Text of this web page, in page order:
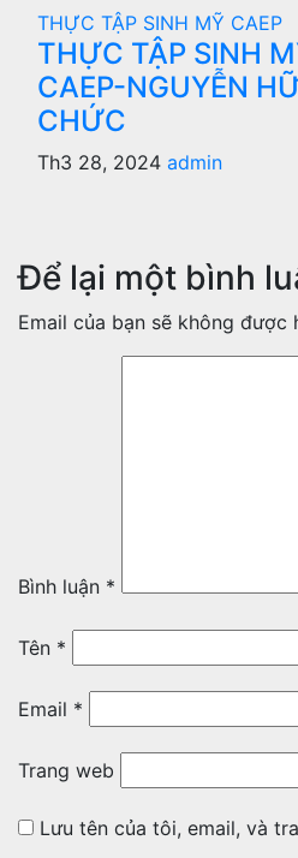
THỰC TẬP SINH MỸ CAEP
THỰC TẬP SINH
CAEP-NGUYỄN
CHỨC
Th3 28, 2024 admin
Để lại một bình
Email của bạn sẽ không được
Bình luận *
Tên *
Email *
Trang web
Lưu tên của tôi, email, và